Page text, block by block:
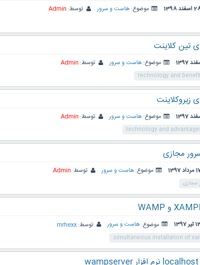
1398 موضوع: هاست و سرور توسط: Admin
تین کلاینت
موضوع: هاست و سرور توسط: Admin
technology and
زیروکلاینت
موضوع: هاست و سرور توسط: Admin
technology and
مجازی
1397 موضوع: هاست و سرور توسط: Admin
مجازی
1397 موضوع: هاست و سرور توسط: mrhexx
simultaneous installation of